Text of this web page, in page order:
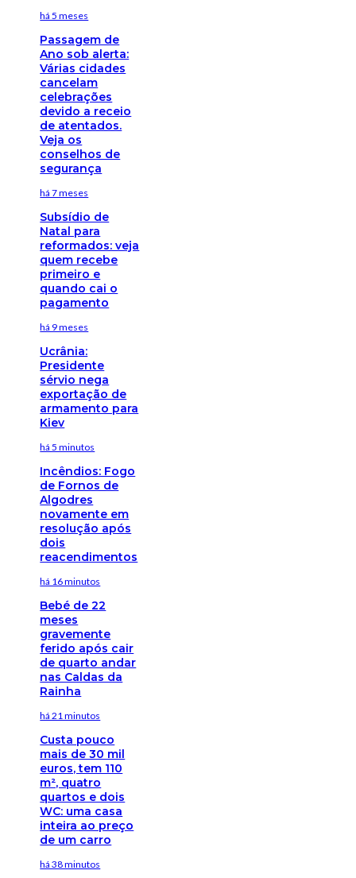
há 5 meses
Passagem de
Ano sob alerta:
Várias cidades
cancelam
celebrações
devido a receio
de atentados.
Veja os
conselhos de
segurança
há 7 meses
Subsídio de
Natal para
reformados: veja
quem recebe
primeiro e
quando cai o
pagamento
há 9 meses
Ucrânia:
Presidente
sérvio nega
exportação de
armamento para
Kiev
há 5 minutos
Incêndios: Fogo
de Fornos de
Algodres
novamente em
resolução após
dois
reacendimentos
há 16 minutos
Bebé de 22
meses
gravemente
ferido após cair
de quarto andar
nas Caldas da
Rainha
há 21 minutos
Custa pouco
mais de 30 mil
euros, tem 110
m², quatro
quartos e dois
WC: uma casa
inteira ao preço
de um carro
há 38 minutos